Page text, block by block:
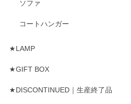
ソファ
コートハンガー
★LAMP
★GIFT BOX
★DISCONTINUED｜生産終了品